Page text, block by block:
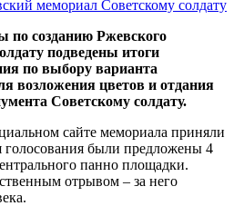
мемориал Советскому солдату
по созданию Ржевского
подведены итоги
по выбору варианта
возложения цветов и отдания
Советскому солдату.
сайте мемориала приняли
голосования были предложены 4
панно площадки.
отрывом – за него